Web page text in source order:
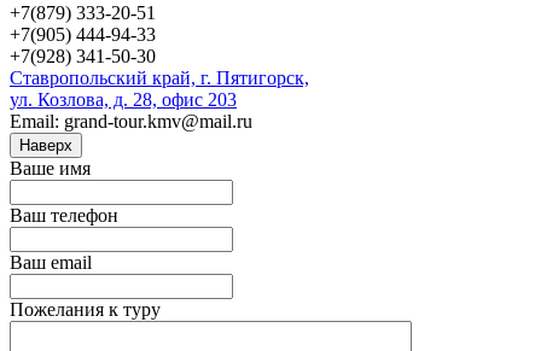
+7(879) 333-20-51
+7(905) 444-94-33
+7(928) 341-50-30
Ставропольский край, г. Пятигорск,
ул. Козлова, д. 28, офис 203
Email: grand-tour.kmv@mail.ru
Наверх
Ваше имя
Ваш телефон
Ваш email
Пожелания к туру